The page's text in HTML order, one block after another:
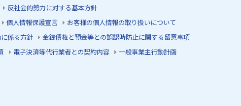
反社会的勢力に対する基本方針
個人情報保護宣言
お客様の個人情報の取り扱いについて
係る方針
金銭債権と預金等との誤認時防止に関する留意事項
電子決済等代行業者との契約内容
一般事業主行動計画